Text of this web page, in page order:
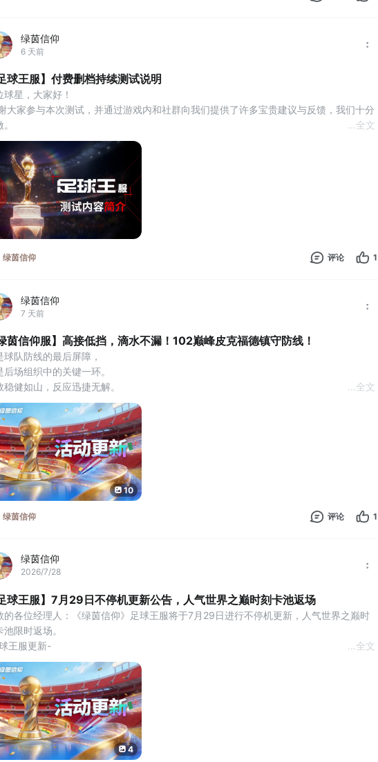
绿茵信仰
6 天前
球王服】付费删档持续测试说明
球星，大家好！
AI 等内容。目前，赛季结算衔接、球员赛季机制和局内攻防体验仍需要进一步测试与验
玩家可正常登录体验游戏内容；测试
全文
绿茵信仰 评论 1
绿茵信仰
7 天前
绿茵信仰服】高接低挡，滴水不漏！102巅峰皮克福德镇守防线！
球队防线的最后屏障，
后场组织中的关键一环。
稳健如山，反应迅捷无解。
后防井然有序，
低挡无懈可击，
反击精准致命。
峰皮克福德，强势登场！
动绿茵⭐
动绿茵】新一期转动绿茵将于7月31日11:00-8月7日11:00开启，102巅峰【皮克福德】
登场！本期大奖为：
102巅峰【皮克福德】*1」
101巅峰【安东尼·戈登】*1」
全文
10
绿茵信仰 评论 1
绿茵信仰
2026/7/28
足球王服】7月29日不停机更新公告，人气世界之巅时刻卡池返场
的各位经理人：《绿茵信仰》足球王服将于7月29日进行不停机更新，人气世界之巅时
池限时返场。
王服更新-
之巅赛场时刻卡池返场
方式
服停服说明
充值返利规则
界之巅赛场时刻卡池⭐
之巅赛场时刻球员限时返场，分时段开启抽取，具体安排如下：
日 11:00：【费尔南德斯-世界之巅】、【萨利巴-世界之巅】限时返场。
全文
4